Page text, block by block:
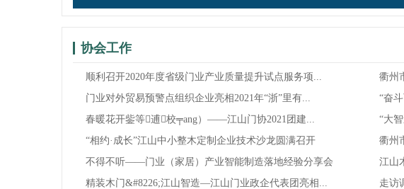
协会工作
顺利召开2020年度省级门业产业质量提升试点服务项...
衢州
门业对外贸易预警点组织企业亮相2021年“浙”里有...
“奋
春暖花开鈭等逋校╤ang）——江山门协2021团建...
“大
“相约·成长”江山中小整木定制企业技术沙龙圆满召开
衢州
不得不听——门业（家居）产业智能制造落地经验分享会
江山
精装木门&#8226;江山智造—江山门业政企代表团亮相...
走访